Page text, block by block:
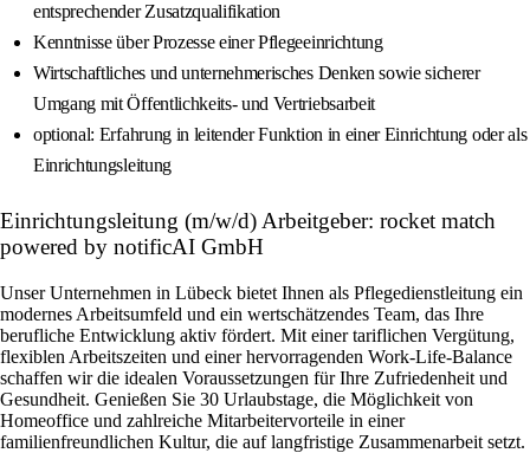
entsprechender Zusatzqualifikation
Kenntnisse über Prozesse einer Pflegeeinrichtung
Wirtschaftliches und unternehmerisches Denken sowie sicherer
Umgang mit Öffentlichkeits- und Vertriebsarbeit
optional: Erfahrung in leitender Funktion in einer Einrichtung oder als
Einrichtungsleitung
Einrichtungsleitung (m/w/d) Arbeitgeber: rocket match
powered by notificAI GmbH
Unser Unternehmen in Lübeck bietet Ihnen als Pflegedienstleitung ein
modernes Arbeitsumfeld und ein wertschätzendes Team, das Ihre
berufliche Entwicklung aktiv fördert. Mit einer tariflichen Vergütung,
flexiblen Arbeitszeiten und einer hervorragenden Work-Life-Balance
schaffen wir die idealen Voraussetzungen für Ihre Zufriedenheit und
Gesundheit. Genießen Sie 30 Urlaubstage, die Möglichkeit von
Homeoffice und zahlreiche Mitarbeitervorteile in einer
familienfreundlichen Kultur, die auf langfristige Zusammenarbeit setzt.